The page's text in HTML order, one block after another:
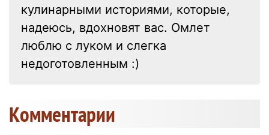
кулинарными историями, которые,
надеюсь, вдохновят вас. Омлет
люблю с луком и слегка
недоготовленным :)
Kомментарии